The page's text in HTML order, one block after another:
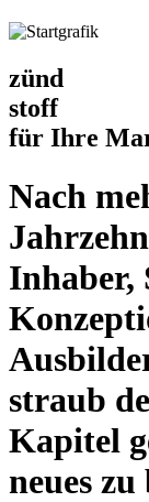
zünd
stoff
für Ihre
Nach
Inhaber,
straub
Kapitel
neues